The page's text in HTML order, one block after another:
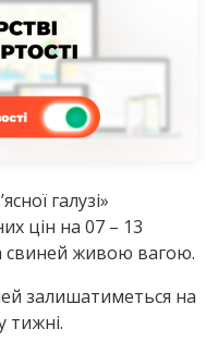
галузі»
цін на 07 – 13
свиней живою вагою.
залишатиметься на
тижні.